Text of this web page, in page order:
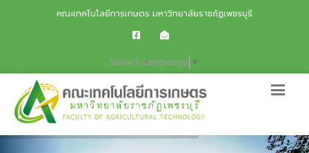
คณะเทคโนโลยีการเกษตร มหาวิทยาลัยราชภัฏเพชรบุรี
Select Language ▼